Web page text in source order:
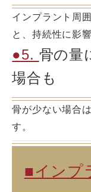
インプラント周
と、持続性に影
●5. 骨の量
場合も
骨が少ない場合
す。
■インプ